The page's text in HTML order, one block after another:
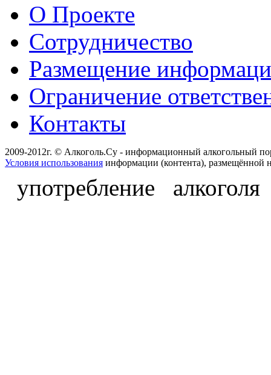
О Проекте
Сотрудничество
Размещение
Ограничение
Контакты
2009-2012г. © Алкоголь.Су - информационный алкогольный
Условия использования информации (контента), размещённой
употребление